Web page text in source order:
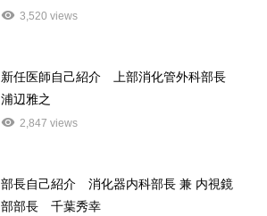
3,520 views
新任医師自己紹介 上部消化管外科部長
浦辺雅之
2,847 views
部長自己紹介 消化器内科部長 兼 内視鏡
部部長 千葉秀幸